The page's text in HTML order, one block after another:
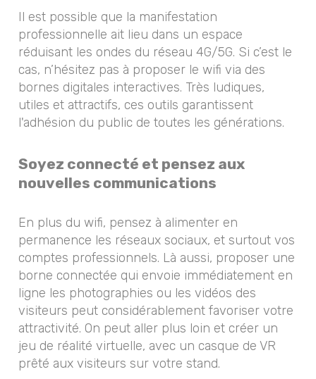
Il est possible que la manifestation
professionnelle ait lieu dans un espace
réduisant les ondes du réseau 4G/5G. Si c’est le
cas, n’hésitez pas à proposer le wifi via des
bornes digitales interactives. Très ludiques,
utiles et attractifs, ces outils garantissent
l'adhésion du public de toutes les générations.
Soyez connecté et pensez aux
nouvelles communications
En plus du wifi, pensez à alimenter en
permanence les réseaux sociaux, et surtout vos
comptes professionnels. Là aussi, proposer une
borne connectée qui envoie immédiatement en
ligne les photographies ou les vidéos des
visiteurs peut considérablement favoriser votre
attractivité. On peut aller plus loin et créer un
jeu de réalité virtuelle, avec un casque de VR
prêté aux visiteurs sur votre stand.